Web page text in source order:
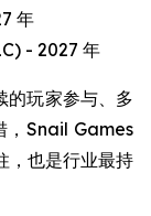
年
- 2027 年
的玩家参与、多
，Snail Games
，也是行业最持